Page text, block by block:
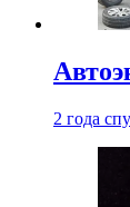
2 года